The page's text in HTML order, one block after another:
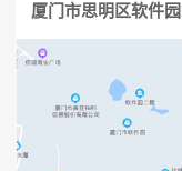
厦门市思明区软件